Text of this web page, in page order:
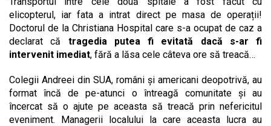
elicopterul, iar fata a intrat direct pe masa de operații!
Doctorul de la Christiana Hospital care s-a ocupat de caz a
declarat că tragedia putea fi evitată dacă s-ar fi
intervenit imediat, fără a lăsa cele câteva ore să treacă…
Colegii Andreei din SUA, români și americani deopotrivă, au
format încă de pe-atunci o întreagă comunitate și au
încercat să o ajute pe aceasta să treacă prin nefericitul
eveniment. Managerii localului la care aceasta lucra au